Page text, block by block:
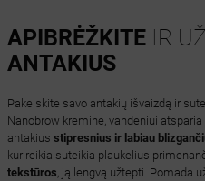
APIBRĖŽKITEIR
ANTAKIUS
Pakeiskite savo antakių išvaizdą ir
Nanobrow kremine, vandeniui
antakius stipresnius ir labiau
kur reikia suteikia plaukelius
tekstūros, ją lengvą užtepti. Pomada